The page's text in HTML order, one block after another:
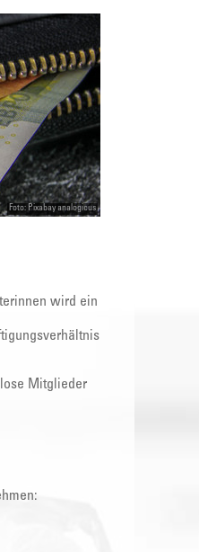
Foto: Pixabay analogicus
wird ein
Mitglieder